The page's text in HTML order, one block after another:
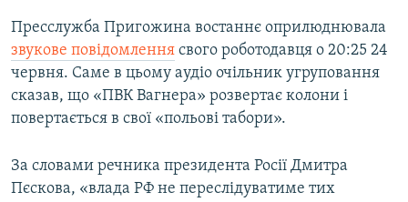
Пресслужба Пригожина востаннє оприлюднювала
звукове повідомлення свого роботодавця о 20:25 24
червня. Саме в цьому аудіо очільник угруповання
сказав, що «ПВК Вагнера» розвертає колони і
повертається в свої «польові табори».
За словами речника президента Росії Дмитра
Пєскова, «влада РФ не переслідуватиме тих